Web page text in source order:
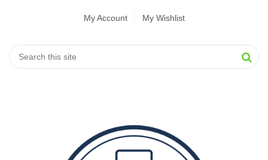
My Account My Wishlist